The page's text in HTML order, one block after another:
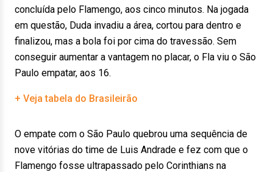
concluída pelo Flamengo, aos cinco minutos. Na jogada
em questão, Duda invadiu a área, cortou para dentro e
finalizou, mas a bola foi por cima do travessão. Sem
conseguir aumentar a vantagem no placar, o Fla viu o São
Paulo empatar, aos 16.
+ Veja tabela do Brasileirão
O empate com o São Paulo quebrou uma sequência de
nove vitórias do time de Luis Andrade e fez com que o
Flamengo fosse ultrapassado pelo Corinthians na